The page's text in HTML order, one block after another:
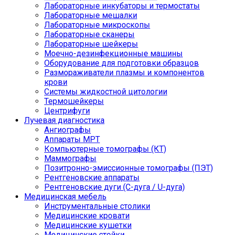
Лабораторные инкубаторы и термостаты
Лабораторные мешалки
Лабораторные микроскопы
Лабораторные сканеры
Лабораторные шейкеры
Моечно-дезинфекционные машины
Оборудование для подготовки образцов
Размораживатели плазмы и компонентов
крови
Системы жидкостной цитологии
Термошейкеры
Центрифуги
Лучевая диагностика
Ангиографы
Аппараты МРТ
Компьютерные томографы (КТ)
Маммографы
Позитронно-эмиссионные томографы (ПЭТ)
Рентгеновские аппараты
Рентгеновские дуги (С-дуга / U-дуга)
Медицинская мебель
Инструментальные столики
Медицинские кровати
Медицинские кушетки